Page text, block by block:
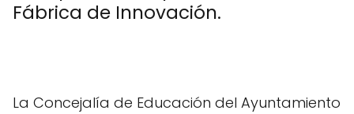
Fábrica de Innovación.
La Concejalía de Educación del Ayuntamiento